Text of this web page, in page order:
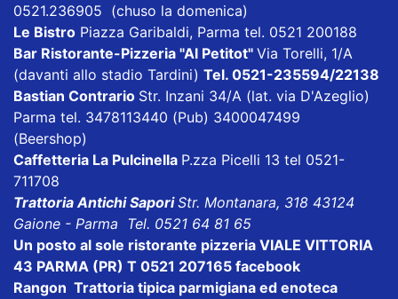
0521.236905 (chuso la domenica)
Le Bistro Piazza Garibaldi, Parma tel. 0521 200188
Bar Ristorante-Pizzeria "Al Petitot" Via Torelli, 1/A
(davanti allo stadio Tardini) Tel. 0521-235594/22138
Bastian Contrario Str. Inzani 34/A (lat. via D'Azeglio)
Parma tel. 3478113440 (Pub) 3400047499
(Beershop)
Caffetteria La Pulcinella P.zza Picelli 13 tel 0521-
711708
Trattoria Antichi SaporiStr. Montanara, 318 43124
Gaione - Parma Tel. 0521 64 81 65
Un posto al sole ristorante pizzeria VIALE VITTORIA
43 PARMA (PR) T 0521 207165 facebook
Rangon Trattoria tipica parmigiana ed enoteca